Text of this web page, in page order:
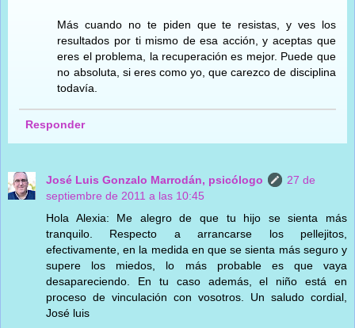
Más cuando no te piden que te resistas, y ves los
resultados por ti mismo de esa acción, y aceptas que
eres el problema, la recuperación es mejor. Puede que
no absoluta, si eres como yo, que carezco de disciplina
todavía.
Responder
José Luis Gonzalo Marrodán, psicólogo
27 de
septiembre de 2011 a las 10:45
Hola Alexia: Me alegro de que tu hijo se sienta más
tranquilo. Respecto a arrancarse los pellejitos,
efectivamente, en la medida en que se sienta más seguro y
supere los miedos, lo más probable es que vaya
desapareciendo. En tu caso además, el niño está en
proceso de vinculación con vosotros. Un saludo cordial,
José luis